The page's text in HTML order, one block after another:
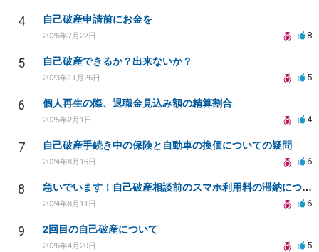
4 自己破産申請前にお金を
2026年7月22日 8
5 自己破産できるか？出来ないか？
2023年11月26日 5
6 個人再生の際、退職金見込み額の精算割合
2025年2月1日 4
7 自己破産手続き中の保険と自動車の換価についての疑問
2024年8月16日 6
8 急いでいます！自己破産相談前のスマホ利用料の滞納について相談したいです。
2024年8月11日 6
9 2回目の自己破産について
2026年4月20日 5